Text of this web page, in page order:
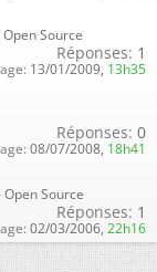
Source
Réponses: 1
13/01/2009, 13h35
Réponses: 0
08/07/2008, 18h41
Source
Réponses: 1
02/03/2006, 22h16